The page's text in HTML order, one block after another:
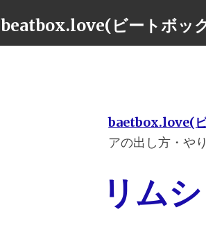
beatbox.love(ビートボッ
baetbox.love(
アの出し方・や
リム